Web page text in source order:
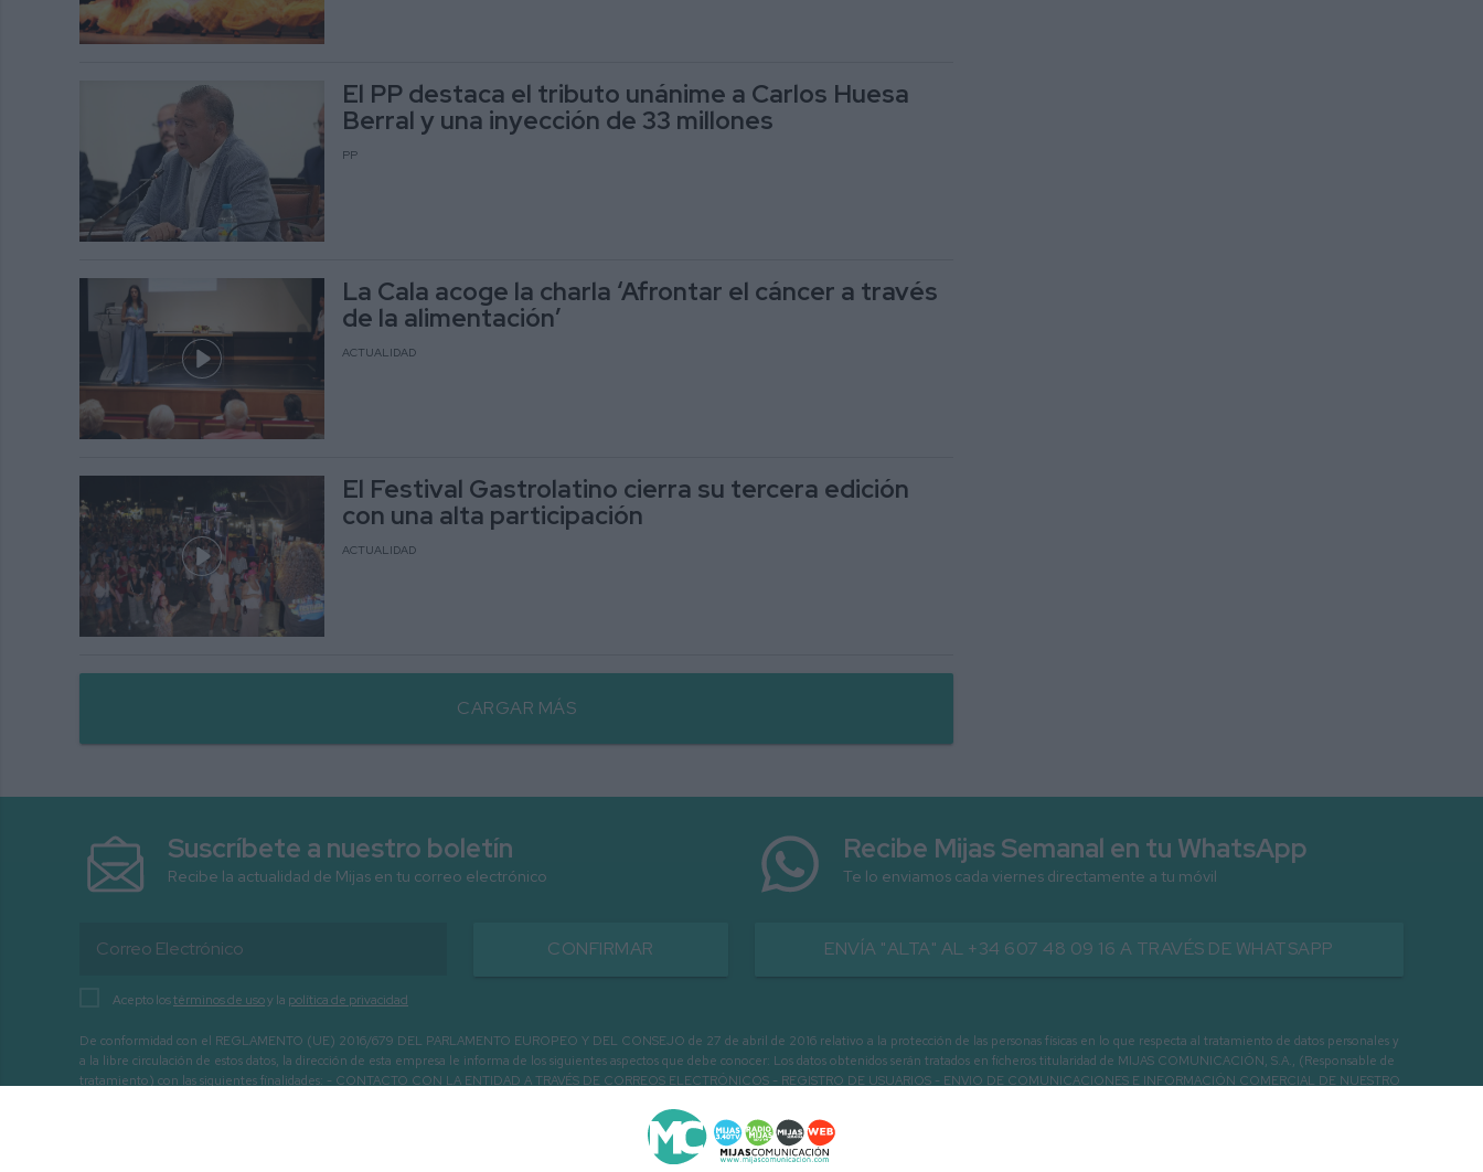
El PP destaca el tributo unánime a Carlos Huesa
Berral y una inyección de 33 millones
PP
La Cala acoge la charla ‘Afrontar el cáncer a través
de la alimentación’
ACTUALIDAD
El Festival Gastrolatino cierra su tercera edición
con una alta participación
ACTUALIDAD
CARGAR MÁS
Suscríbete a nuestro boletín
Recibe la actualidad de Mijas en tu correo electrónico
CONFIRMAR
Acepto lostérminos de usoy la política de privacidad
Recibe Mijas Semanal en tu WhatsApp
Te lo enviamos cada viernes directamente a tu móvil
ENVÍA "ALTA" AL +34 607 48 09 16 A TRAVÉS DE WHATSAPP
De conformidad con el REGLAMENTO (UE) 2016/679 DEL PARLAMENTO EUROPEO Y DEL CONSEJO de 27 de abril de 2016 relativo a la protección de las personas físicas en lo que respecta al tratamiento de datos personales y
a la libre circulación de estos datos, la dirección de esta empresa le informa de los siguientes aspectos que debe conocer: Los datos obtenidos serán tratados en ficheros titularidad de MIJAS COMUNICACIÓN, S.A., (Responsable de
tratamiento) con las siguientes finalidades: - CONTACTO CON LA ENTIDAD A TRAVÉS DE CORREOS ELECTRÓNICOS - REGISTRO DE USUARIOS - ENVIO DE COMUNICACIONES E INFORMACIÓN COMERCIAL DE NUESTRO